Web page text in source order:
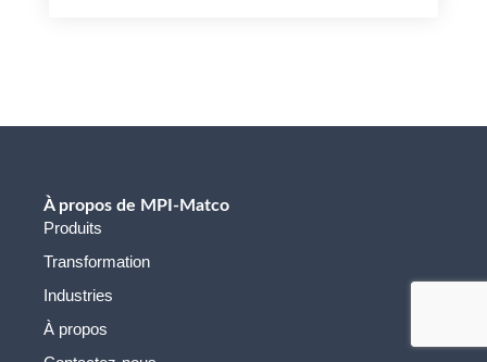
À propos de MPI-Matco
Produits
Transformation
Industries
À propos